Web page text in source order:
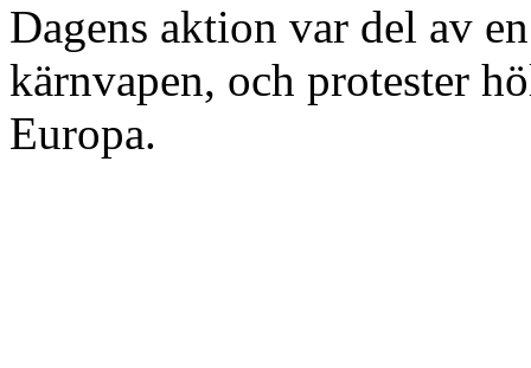
Dagens aktion var del av
kärnvapen, och protester
Europa.